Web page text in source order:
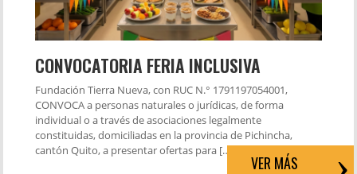
CONVOCATORIA FERIA INCLUSIVA
Fundación Tierra Nueva, con RUC N.° 1791197054001,
CONVOCA a personas naturales o jurídicas, de forma
individual o a través de asociaciones legalmente
constituidas, domiciliadas en la provincia de Pichincha,
cantón Quito, a presentar ofertas para […]
VER MÁS